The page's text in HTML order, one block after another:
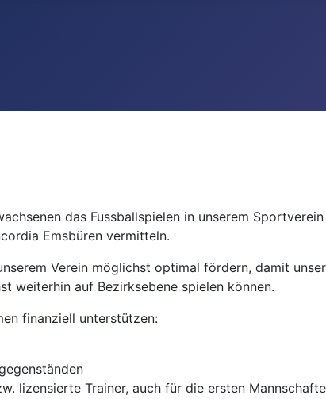
das Fussballspielen in unserem
Emsbüren vermitteln.
Verein möglichst optimal fördern, damit
weiterhin auf Bezirksebene spielen können.
finanziell unterstützen:
lizensierte Trainer, auch für die ersten